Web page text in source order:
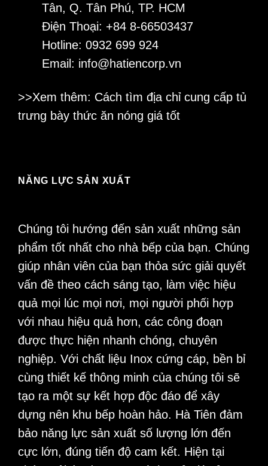
Tân, Q. Tân Phú, TP. HCM
Điện Thoại: +84 8-66503437
Hotline: 0932 699 924
Email: info@hatiencorp.vn
>>Xem thêm: Cách tìm địa chỉ cung cấp tủ
trưng bày thức ăn nóng giá tốt
NĂNG LỰC SẢN XUẤT
Chúng tôi hướng đến sản xuất những sản
phẩm tốt nhất cho nhà bếp của bạn. Chúng
giúp nhân viên của bạn thỏa sức giải quyết
vấn đề theo cách sáng tạo, làm việc hiệu
quả mọi lúc mọi nơi, mọi người phối hợp
với nhau hiệu quả hơn, các công đoạn
được thực hiện nhanh chóng, chuyên
nghiệp. Với chất liệu Inox cứng cáp, bền bỉ
cùng thiết kế thông minh của chúng tôi sẽ
tạo ra một sự kết hợp độc đáo để xây
dựng nên khu bếp hoàn hảo. Hà Tiên đảm
bảo năng lực sản xuất số lượng lớn đến
cực lớn, đúng tiến độ cam kết. Hiện tại